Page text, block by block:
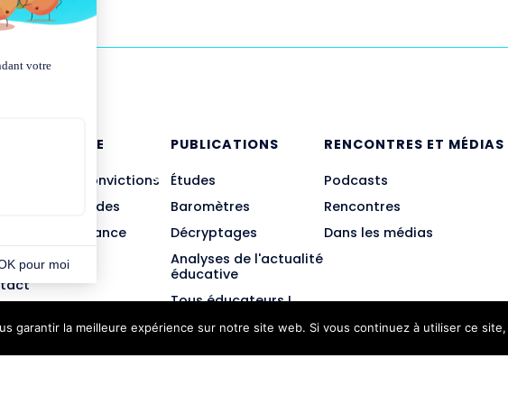
CONNAÎTRE
et convictions
et méthodes
et gouvernance
PUBLICATIONS
Études
Baromètres
Décryptages
Analyses de l'actualité
éducative
Tous éducateurs !
RENCONTRES ET MÉDIAS
Podcasts
Rencontres
Dans les médias
garantir la meilleure expérience sur notre site web. Si vous continuez à utiliser ce